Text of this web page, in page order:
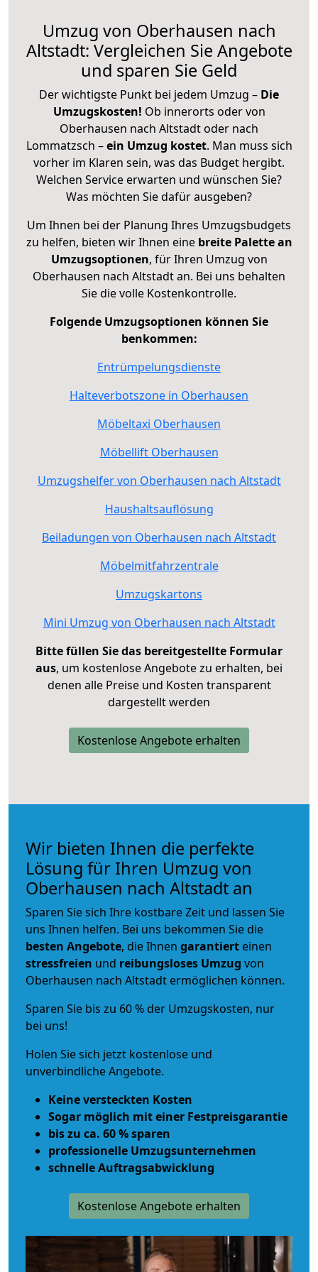
Umzug von Oberhausen nach
Altstadt: Vergleichen Sie Angebote
und sparen Sie Geld
Der wichtigste Punkt bei jedem Umzug – Die
Umzugskosten! Ob innerorts oder von
Oberhausen nach Altstadt oder nach
Lommatzsch –ein Umzug kostet. Man muss sich
vorher im Klaren sein, was das Budget hergibt.
Welchen Service erwarten und wünschen Sie?
Was möchten Sie dafür ausgeben?
Um Ihnen bei der Planung Ihres Umzugsbudgets
zu helfen, bieten wir Ihnen eine breite Palette an
Umzugsoptionen, für Ihren Umzug von
Oberhausen nach Altstadt an. Bei uns behalten
Sie die volle Kostenkontrolle.
Folgende Umzugsoptionen können Sie
benkommen:
Entrümpelungsdienste
Halteverbotszone in Oberhausen
Möbeltaxi Oberhausen
Möbellift Oberhausen
Umzugshelfer von Oberhausen nach Altstadt
Haushaltsauflösung
Beiladungen von Oberhausen nach Altstadt
Möbelmitfahrzentrale
Umzugskartons
Mini Umzug von Oberhausen nach Altstadt
Bitte füllen Sie das bereitgestellte Formular
aus, um kostenlose Angebote zu erhalten, bei
denen alle Preise und Kosten transparent
dargestellt werden
Kostenlose Angebote erhalten
Wir bieten Ihnen die perfekte
Lösung für Ihren Umzug von
Oberhausen nach Altstadt an
Sparen Sie sich Ihre kostbare Zeit und lassen Sie
uns Ihnen helfen. Bei uns bekommen Sie die
besten Angebote, die Ihnen garantiert einen
stressfreien und reibungsloses Umzug von
Oberhausen nach Altstadt ermöglichen können.
Sparen Sie bis zu 60 % der Umzugskosten, nur
bei uns!
Holen Sie sich jetzt kostenlose und
unverbindliche Angebote.
Keine versteckten Kosten
Sogar möglich mit einer Festpreisgarantie
bis zu ca. 60 % sparen
professionelle Umzugsunternehmen
schnelle Auftragsabwicklung
Kostenlose Angebote erhalten